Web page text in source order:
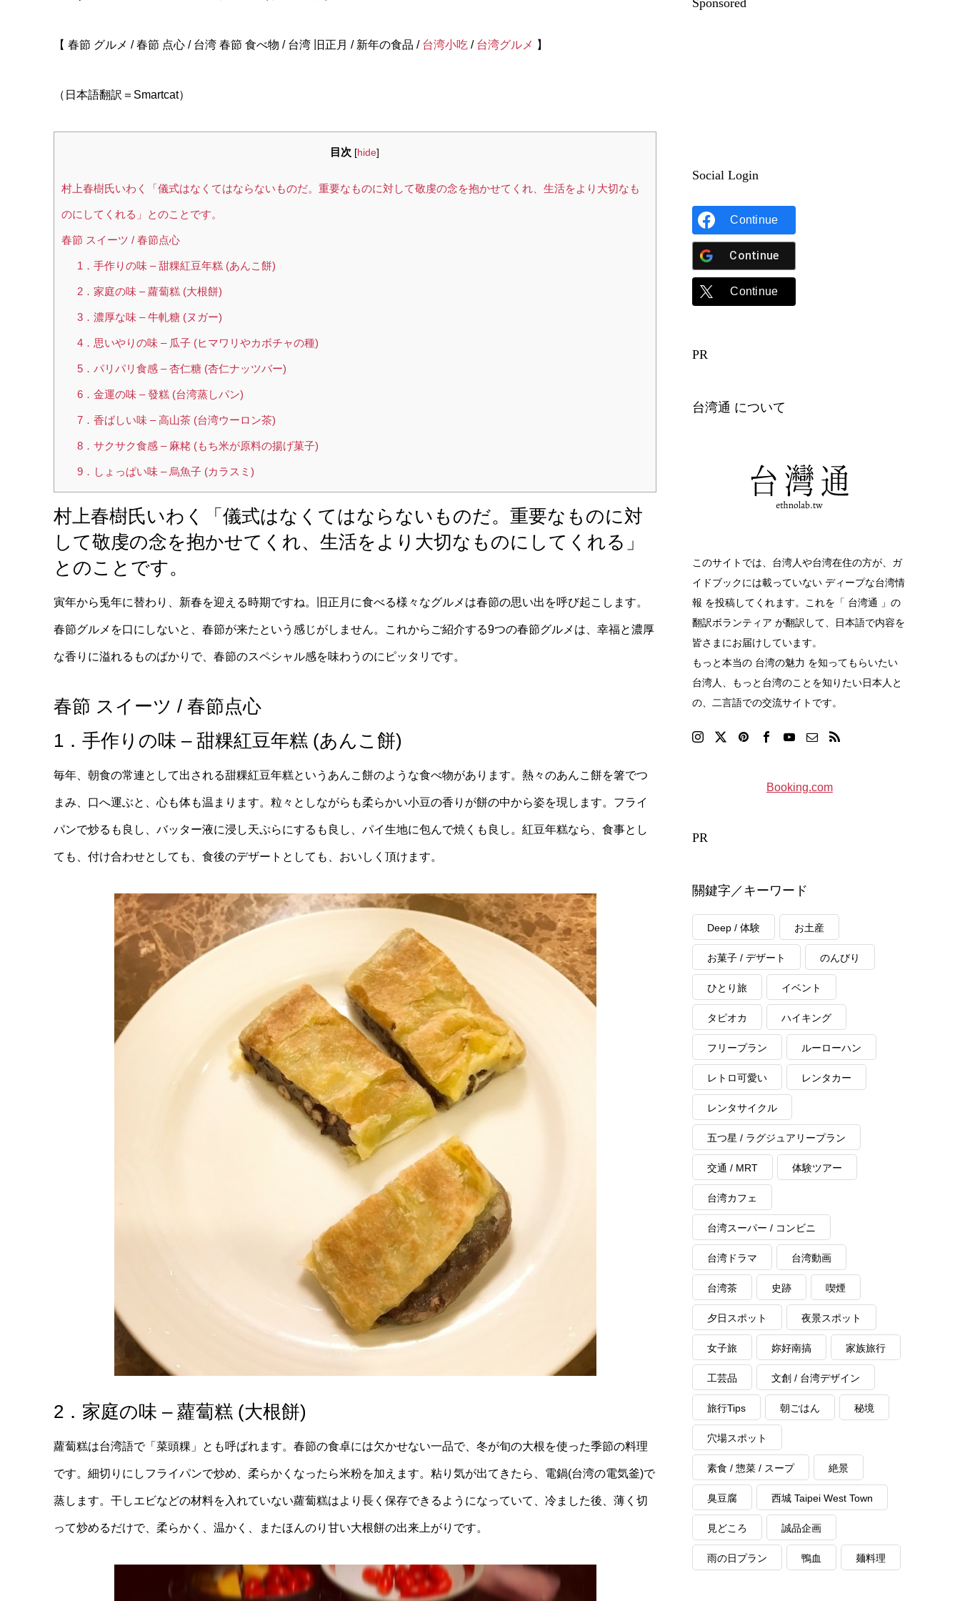
【 春節 グルメ / 春節 点心 / 台湾 春節 食べ物 / 台湾 旧正月 / 新年の食品 / 台湾小吃/ 台湾グルメ 】
（日本語翻訳＝Smartcat）
目次 [hide]
村上春樹氏いわく「儀式はなくてはならないものだ。重要なものに対して敬虔の念を抱かせてくれ、生活をより大切なも
のにしてくれる」とのことです。
春節 スイーツ / 春節点心
1．手作りの味 – 甜粿紅豆年糕 (あんこ餅)
2．家庭の味 – 蘿蔔糕 (大根餅)
3．濃厚な味 – 牛軋糖 (ヌガー)
4．思いやりの味 – 瓜子 (ヒマワリやカボチャの種)
5．パリパリ食感 – 杏仁糖 (杏仁ナッツバー)
6．金運の味 – 發糕 (台湾蒸しパン)
7．香ばしい味 – 高山茶 (台湾ウーロン茶)
8．サクサク食感 – 麻粩 (もち米が原料の揚げ菓子)
9．しょっぱい味 – 烏魚子 (カラスミ)
村上春樹氏いわく「儀式はなくてはならないものだ。重要なものに対
して敬虔の念を抱かせてくれ、生活をより大切なものにしてくれる」
とのことです。
寅年から兎年に替わり、新春を迎える時期ですね。旧正月に食べる様々なグルメは春節の思い出を呼び起こします。
春節グルメを口にしないと、春節が来たという感じがしません。これからご紹介する9つの春節グルメは、幸福と濃厚
な香りに溢れるものばかりで、春節のスペシャル感を味わうのにピッタリです。
春節 スイーツ / 春節点心
1．手作りの味 – 甜粿紅豆年糕 (あんこ餅)
毎年、朝食の常連として出される甜粿紅豆年糕というあんこ餅のような食べ物があります。熱々のあんこ餅を箸でつ
まみ、口へ運ぶと、心も体も温まります。粒々としながらも柔らかい小豆の香りが餅の中から姿を現します。フライ
パンで炒るも良し、バッター液に浸し天ぷらにするも良し、パイ生地に包んで焼くも良し。紅豆年糕なら、食事とし
ても、付け合わせとしても、食後のデザートとしても、おいしく頂けます。
2．家庭の味 – 蘿蔔糕 (大根餅)
蘿蔔糕は台湾語で「菜頭粿」とも呼ばれます。春節の食卓には欠かせない一品で、冬が旬の大根を使った季節の料理
です。細切りにしフライパンで炒め、柔らかくなったら米粉を加えます。粘り気が出てきたら、電鍋(台湾の電気釜)で
蒸します。干しエビなどの材料を入れていない蘿蔔糕はより長く保存できるようになっていて、冷ました後、薄く切
って炒めるだけで、柔らかく、温かく、またほんのり甘い大根餅の出来上がりです。
Social Login
Continue
Continue
Continue
PR
台湾通 について
このサイトでは、台湾人や台湾在住の方が、ガ
イドブックには載っていない ディープな台湾情
報 を投稿してくれます。これを「 台湾通 」の
翻訳ボランティア が翻訳して、日本語で内容を
皆さまにお届けしています。
もっと本当の 台湾の魅力 を知ってもらいたい
台湾人、もっと台湾のことを知りたい日本人と
の、二言語での交流サイトです。
Booking.com
PR
關鍵字／キーワード
Deep / 体験 お土産
お菓子 / デザート のんびり
ひとり旅 イベント
タピオカ ハイキング
フリープラン ルーローハン
レトロ可愛い レンタカー
レンタサイクル
五つ星 / ラグジュアリープラン
交通 / MRT 体験ツアー
台湾カフェ
台湾スーパー / コンビニ
台湾ドラマ 台湾動画
台湾茶 史跡 喫煙
夕日スポット 夜景スポット
女子旅 妳好南搞 家族旅行
工芸品 文創 / 台湾デザイン
旅行Tips 朝ごはん 秘境
穴場スポット
素食 / 惣菜 / スープ 絶景
臭豆腐 西城 Taipei West Town
見どころ 誠品企画
雨の日プラン 鴨血 麺料理